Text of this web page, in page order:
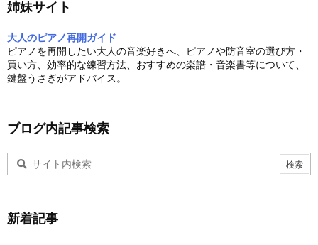
姉妹サイト
大人のピアノ再開ガイド
ピアノを再開したい大人の音楽好きへ、ピアノや防音室の選び方・
買い方、効率的な練習方法、おすすめの楽譜・音楽書等について、
鍵盤うさぎがアドバイス。
ブログ内記事検索
新着記事